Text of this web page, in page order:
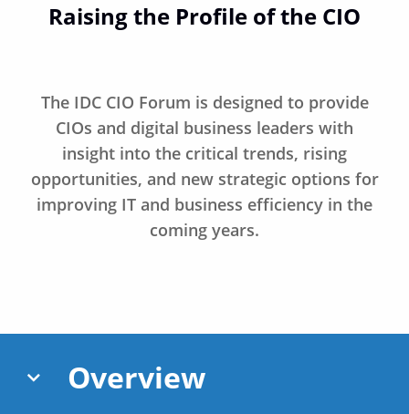
Raising the Profile of the CIO
The IDC CIO Forum is designed to provide
CIOs and digital business leaders with
insight into the critical trends, rising
opportunities, and new strategic options for
improving IT and business efficiency in the
coming years.
Overview